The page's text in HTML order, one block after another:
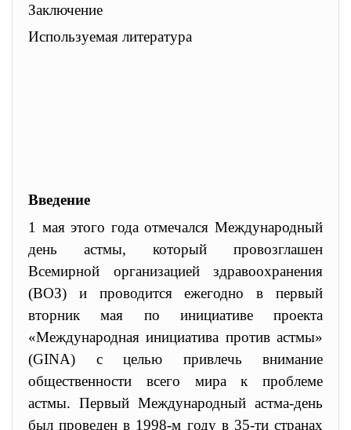
Заключение
Используемая литература
Введение
1 мая этого года отмечался Международный
день астмы, который провозглашен
Всемирной организацией здравоохранения
(ВОЗ) и проводится ежегодно в первый
вторник мая по инициативе проекта
«Международная инициатива против астмы»
(GINA) с целью привлечь внимание
общественности всего мира к проблеме
астмы. Первый Международный астма-день
был проведен в 1998-м году в 35-ти странах